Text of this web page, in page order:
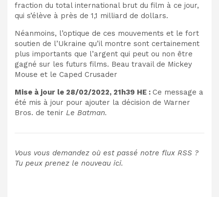
fraction du total international brut du film à ce jour,
qui s’élève à près de 1,1 milliard de dollars.
Néanmoins, l’optique de ces mouvements et le fort
soutien de l’Ukraine qu’il montre sont certainement
plus importants que l’argent qui peut ou non être
gagné sur les futurs films. Beau travail de Mickey
Mouse et le Caped Crusader
Mise à jour le 28/02/2022, 21h39 HE : Ce message a
été mis à jour pour ajouter la décision de Warner
Bros. de tenir Le Batman.
Vous vous demandez où est passé notre flux RSS ?
Tu peux prenez le nouveau ici.